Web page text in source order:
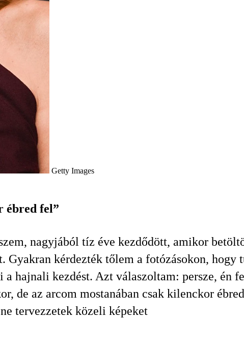
Getty Images
ébred fel”
nagyjából tíz éve kezdődött, amikor
Gyakran kérdezték tőlem a fotózásokon, hogy
a hajnali kezdést. Azt válaszoltam: persze, én
de az arcom mostanában csak kilenckor
tervezzetek közeli képeket